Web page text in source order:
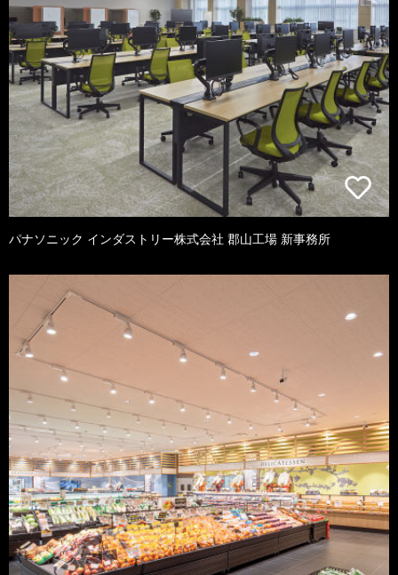
パナソニック インダストリー株式会社 郡山工場 新事務所